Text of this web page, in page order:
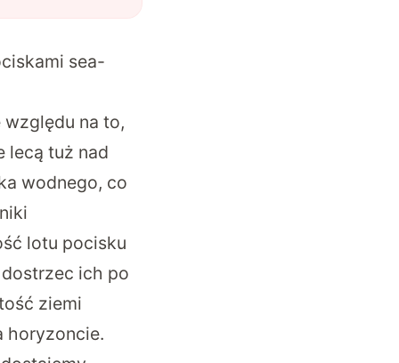
sea-
na to,
lecą tuż nad
wodnego, co
lotu pocisku
ich po
ziemi
horyzoncie.